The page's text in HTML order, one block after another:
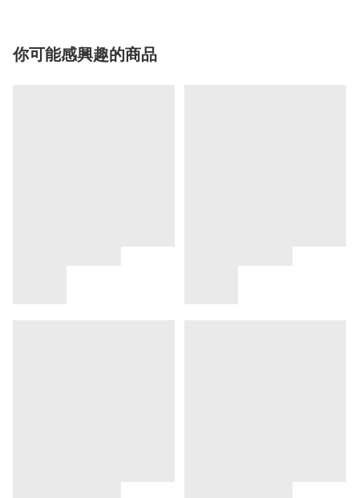
你可能感興趣的商品